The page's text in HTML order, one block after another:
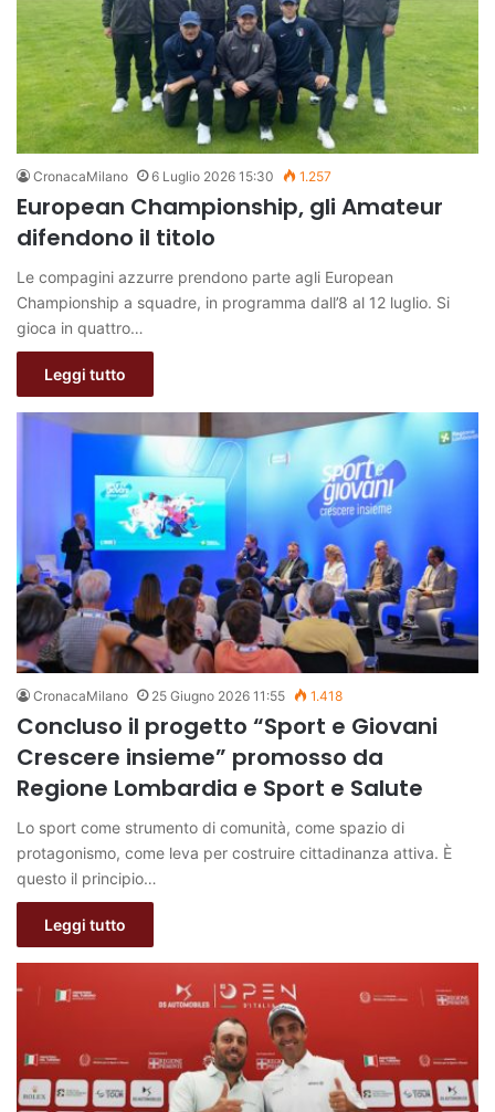
CronacaMilano 6 Luglio 2026 15:30 1.257
European Championship, gli Amateur
difendono il titolo
Le compagini azzurre prendono parte agli European
Championship a squadre, in programma dall’8 al 12 luglio. Si
gioca in quattro…
Leggi tutto
CronacaMilano 25 Giugno 2026 11:55 1.418
Concluso il progetto “Sport e Giovani
Crescere insieme” promosso da
Regione Lombardia e Sport e Salute
Lo sport come strumento di comunità, come spazio di
protagonismo, come leva per costruire cittadinanza attiva. È
questo il principio…
Leggi tutto